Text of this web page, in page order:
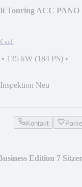
Touring ACC PANO
mtl.
• 135 kW (184 PS) •
Neu
Kontakt
Edition 7 Sitzer